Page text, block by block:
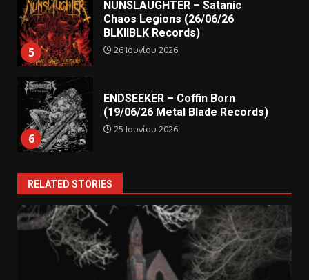
5
NUNSLAUGHTER – Satanic
Chaos Legions (26/06/26
BLKIIBLK Records)
26 Ιουνίου 2026
6
ENDSEEKER – Coffin Born
(19/06/26 Metal Blade Records)
25 Ιουνίου 2026
RELATED STORIES